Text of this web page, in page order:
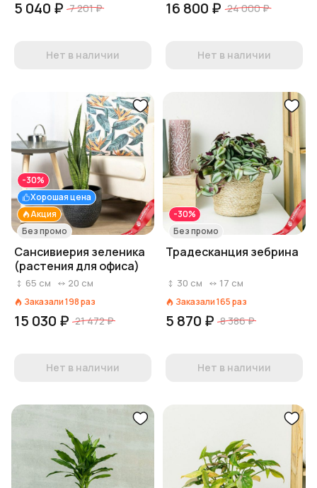
5 040 ₽ 7 201 ₽
Нет в наличии
16 800 ₽ 24 000 ₽
Нет в наличии
Акция
Хорошая цена
-30%
Без промо
Сансивиерия зеленика
(растения для офиса)
65 см 20 см
Заказали198раз
15 030 ₽ 21 472 ₽
Нет в наличии
-30%
Без промо
Традесканция зебрина
30 см 17 см
Заказали165раз
5 870 ₽ 8 386 ₽
Нет в наличии